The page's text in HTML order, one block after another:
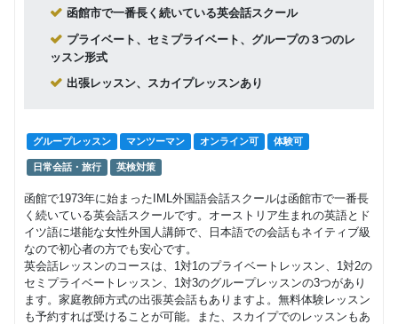
函館市で一番長く続いている英会話スクール
プライベート、セミプライベート、グループの３つのレ
ッスン形式
出張レッスン、スカイプレッスンあり
グループレッスン マンツーマン オンライン可 体験可
日常会話・旅行 英検対策
函館で1973年に始まったIML外国語会話スクールは函館市で一番長
く続いている英会話スクールです。オーストリア生まれの英語とド
イツ語に堪能な女性外国人講師で、日本語での会話もネイティブ級
なので初心者の方でも安心です。
英会話レッスンのコースは、1対1のプライベートレッスン、1対2の
セミプライベートレッスン、1対3のグループレッスンの3つがあり
ます。家庭教師方式の出張英会話もありますよ。無料体験レッスン
も予約すれば受けることが可能。また、スカイプでのレッスンもあ